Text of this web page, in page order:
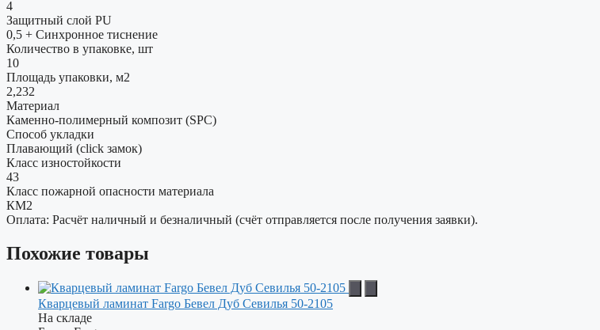
4
Защитный слой PU
0,5 + Cинхронное тиснение
Количество в упаковке, шт
10
Площадь упаковки, м2
2,232
Материал
Каменно-полимерный композит (SPC)
Способ укладки
Плавающий (click замок)
Класс изностойкости
43
Класс пожарной опасности материала
КМ2
Оплата: Расчёт наличный и безналичный (счёт отправляется после получения заявки).
Похожие товары
Кварцевый ламинат Fargo Бевел Дуб Севилья 50-2105
На складе